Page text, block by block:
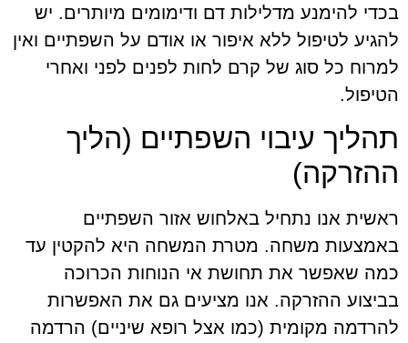
בכדי להימנע מדלילות דם ודימומים מיותרים. יש
להגיע לטיפול ללא איפור או אודם על השפתיים ואין
למרוח כל סוג של קרם לחות לפנים לפני ואחרי
הטיפול.
תהליך עיבוי השפתיים (הליך
ההזרקה)
ראשית אנו נתחיל באלחוש אזור השפתיים
באמצעות משחה. מטרת המשחה היא להקטין עד
כמה שאפשר את תחושת אי הנוחות הכרוכה
בביצוע ההזרקה. אנו מציעים גם את האפשרות
להרדמה מקומית (כמו אצל רופא שיניים) הרדמה